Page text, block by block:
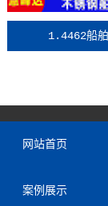
1.4462船
网站首页
案例展示